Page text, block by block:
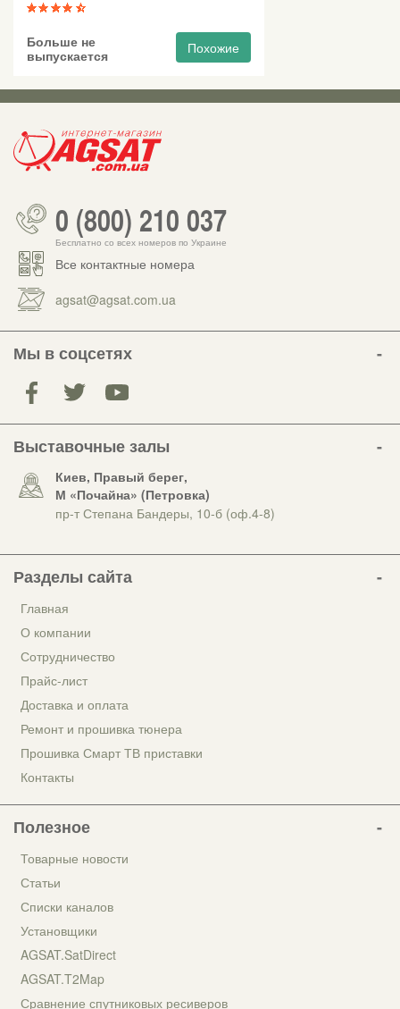
Больше не
выпускается
Похожие
0 (800) 210 037
Бесплатно со всех номеров по Украине
Все контактные номера
agsat@agsat.com.ua
Мы в соцсетях
Выставочные залы
Киев, Правый берег,
М «Почайна» (Петровка)
пр-т Степана Бандеры, 10-б (оф.4-8)
Разделы сайта
Главная
О компании
Сотрудничество
Прайс-лист
Доставка и оплата
Ремонт и прошивка тюнера
Прошивка Смарт ТВ приставки
Контакты
Полезное
Товарные новости
Статьи
Списки каналов
Установщики
AGSAT.SatDirect
AGSAT.T2Map
Сравнение спутниковых ресиверов